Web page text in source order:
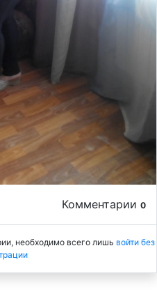
Комментарии 0
необходимо всего лишь войти без